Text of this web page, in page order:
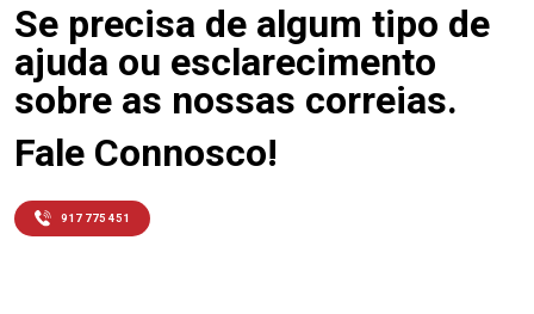
Se precisa de algum tipo de
ajuda ou esclarecimento
sobre as nossas correias.
Fale Connosco!
917 775 451